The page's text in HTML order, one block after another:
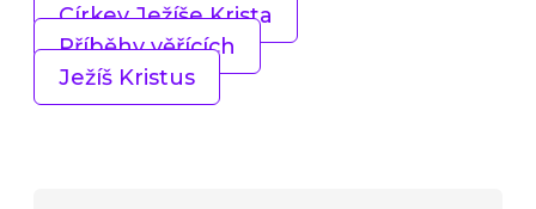
Církev Ježíše Krista
Příběhy věřících
Ježíš Kristus